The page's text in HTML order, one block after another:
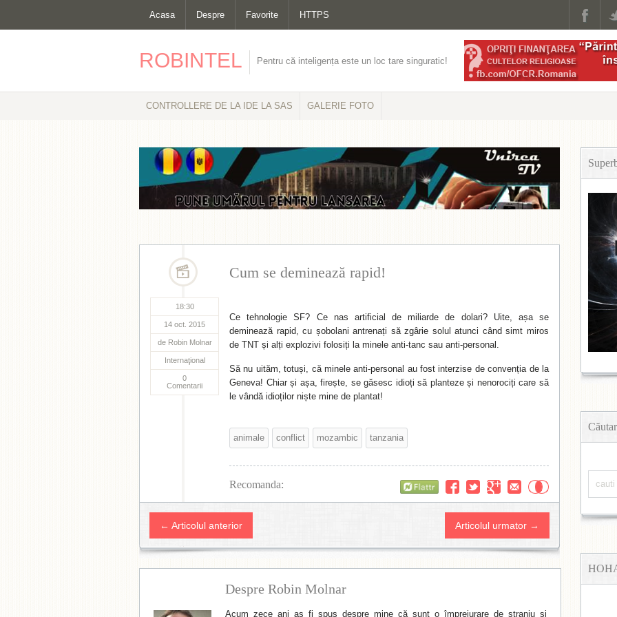
Acasa Despre Favorite HTTPS
ROBINTEL Pentru că inteligența este un loc tare singuratic!
CONTROLLERE DE LA IDE LA SAS GALERIE FOTO
18:30
14 oct. 2015
de Robin Molnar
Internaţional
0
Comentarii
Cum se deminează rapid!
Ce tehnologie SF? Ce nas artificial de miliarde de dolari? Uite, așa se
deminează rapid, cu șobolani antrenați să zgârie solul atunci când simt miros
de TNT și alți explozivi folosiți la minele anti-tanc sau anti-personal.
Să nu uităm, totuși, că minele anti-personal au fost interzise de convenția de la
Geneva! Chiar și așa, firește, se găsesc idioți să planteze și nenorociți care să
le vândă idioților niște mine de plantat!
animale conflict mozambic tanzania
Recomanda:
← Articolul anterior Articolul urmator →
Despre Robin Molnar
Acum zece ani aș fi spus despre mine că sunt o împrejurare de straniu și